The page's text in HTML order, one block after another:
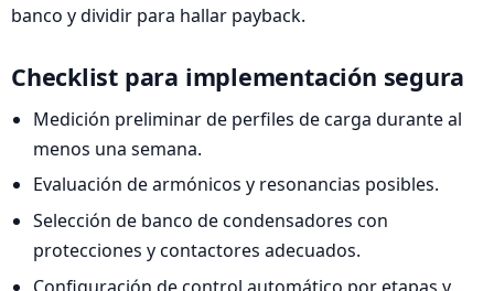
banco y dividir para hallar payback.
Checklist para implementación segura
Medición preliminar de perfiles de carga durante al
menos una semana.
Evaluación de armónicos y resonancias posibles.
Selección de banco de condensadores con
protecciones y contactores adecuados.
Configuración de control automático por etapas y